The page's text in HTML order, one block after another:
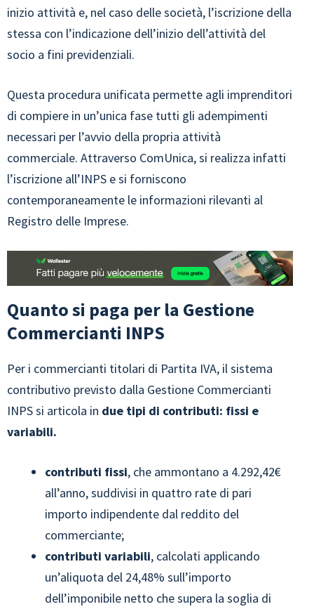
inizio attività e, nel caso delle società, l’iscrizione della
stessa con l’indicazione dell’inizio dell’attività del
socio a fini previdenziali.
Questa procedura unificata permette agli imprenditori
di compiere in un’unica fase tutti gli adempimenti
necessari per l’avvio della propria attività
commerciale. Attraverso ComUnica, si realizza infatti
l’iscrizione all’INPS e si forniscono
contemporaneamente le informazioni rilevanti al
Registro delle Imprese.
Quanto si paga per la Gestione
Commercianti INPS
Per i commercianti titolari di Partita IVA, il sistema
contributivo previsto dalla Gestione Commercianti
INPS si articola in due tipi di contributi: fissi e
variabili.
contributi fissi, che ammontano a 4.292,42€
all’anno, suddivisi in quattro rate di pari
importo indipendente dal reddito del
commerciante;
contributi variabili, calcolati applicando
un’aliquota del 24,48% sull’importo
dell’imponibile netto che supera la soglia di